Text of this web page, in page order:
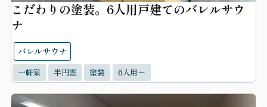
こだわりの塗装。6人用戸建てのバレルサウ
ナ
バレルサウナ
一軒家 半円窓 塗装 6人用〜